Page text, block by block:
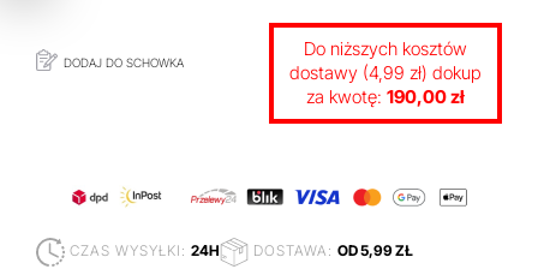
DODAJ DO SCHOWKA
Do niższych kosztów
dostawy (4,99 zł) dokup
za kwotę: 190,00 zł
CZAS WYSYŁKI: 24H DOSTAWA: OD 5,99 ZŁ